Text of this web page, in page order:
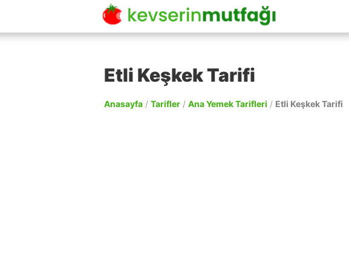
Etli Keşkek Tarifi
Anasayfa / Tarifler / Ana Yemek Tarifleri / Etli Keşkek Tarifi